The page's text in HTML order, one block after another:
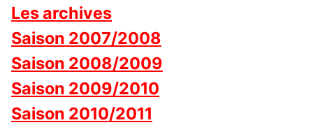
Les archives
Saison 2007/2008
Saison 2008/2009
Saison 2009/2010
Saison 2010/2011